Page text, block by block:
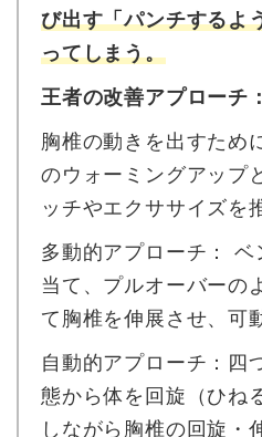
び出す「パンチするよ
ってしまう。
王者の改善アプローチ
胸椎の動きを出すため
のウォーミングアップ
ッチやエクササイズを
多動的アプローチ： ベ
当て、プルオーバーの
て胸椎を伸展させ、可
自動的アプローチ：四
態から体を回旋（ひね
しながら胸椎の回旋・